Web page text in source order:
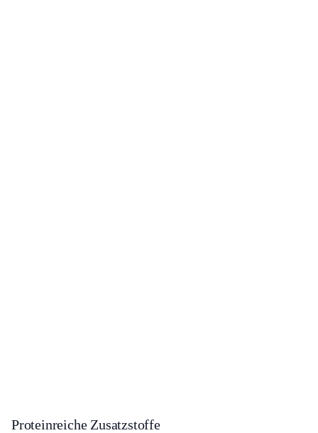
Proteinreiche Zusatzstoffe